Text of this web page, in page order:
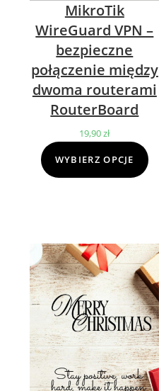
MikroTik
WireGuard VPN –
bezpieczne
połączenie między
dwoma routerami
RouterBoard
19,90zł
WYBIERZ OPCJE